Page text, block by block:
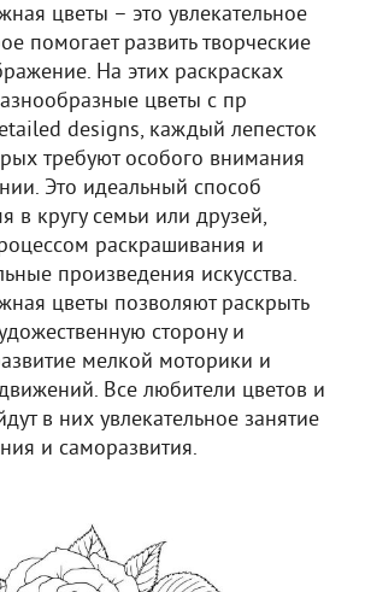
цветы – это увлекательное
помогает развить творческие
На этих раскрасках
цветы с пр
designs, каждый лепесток
требуют особого внимания
Это идеальный способ
в кругу семьи или друзей,
раскрашивания и
произведения искусства.
цветы позволяют раскрыть
сторону и
мелкой моторики и
Все любители цветов и
в них увлекательное занятие
и саморазвития.